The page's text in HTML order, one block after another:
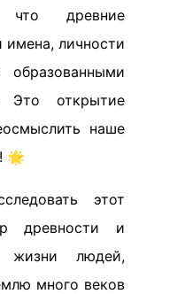
что древние
личности
Это открытие
наше
🌟
этот
древности и
жизни людей,
много веков